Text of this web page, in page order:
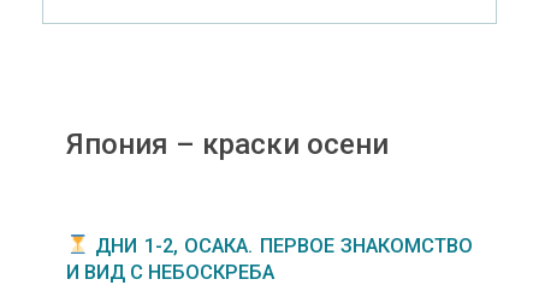
Япония – краски осени
ДНИ 1-2, ОСАКА. ПЕРВОЕ ЗНАКОМСТВО
И ВИД С НЕБОСКРЕБА